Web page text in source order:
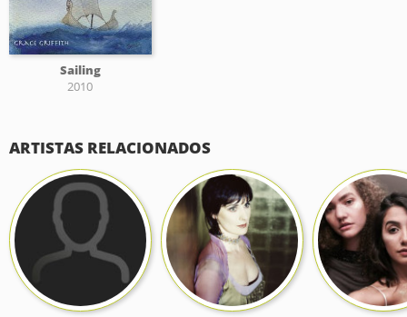
Sailing
2010
ARTISTAS RELACIONADOS